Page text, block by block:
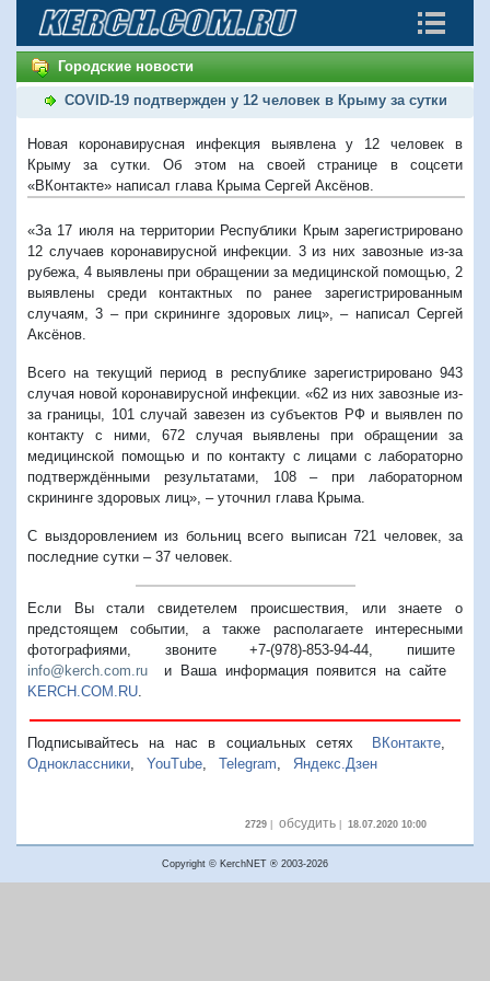
Городские новости
COVID-19 подтвержден у 12 человек в Крыму за сутки
Новая коронавирусная инфекция выявлена у 12 человек в
Крыму за сутки. Об этом на своей странице в соцсети
«ВКонтакте» написал глава Крыма Сергей Аксёнов.
«За 17 июля на территории Республики Крым зарегистрировано
12 случаев коронавирусной инфекции. 3 из них завозные из-за
рубежа, 4 выявлены при обращении за медицинской помощью, 2
выявлены среди контактных по ранее зарегистрированным
случаям, 3 – при скрининге здоровых лиц», – написал Сергей
Аксёнов.
Всего на текущий период в республике зарегистрировано 943
случая новой коронавирусной инфекции. «62 из них завозные из-
за границы, 101 случай завезен из субъектов РФ и выявлен по
контакту с ними, 672 случая выявлены при обращении за
медицинской помощью и по контакту с лицами с лабораторно
подтверждёнными результатами, 108 – при лабораторном
скрининге здоровых лиц», – уточнил глава Крыма.
С выздоровлением из больниц всего выписан 721 человек, за
последние сутки – 37 человек.
Если Вы стали свидетелем происшествия, или знаете о
предстоящем событии, а также располагаете интересными
фотографиями, звоните +7-(978)-853-94-44, пишите
info@kerch.com.ru и Ваша информация появится на сайте
KERCH.COM.RU
Подписывайтесь на нас в социальных сетях ВКонтакте,
Одноклассники
YouTube Telegram Яндекс.Дзен
2729| обсудить| 18.07.2020 10:00
Copyright © KerchNET ® 2003-2026